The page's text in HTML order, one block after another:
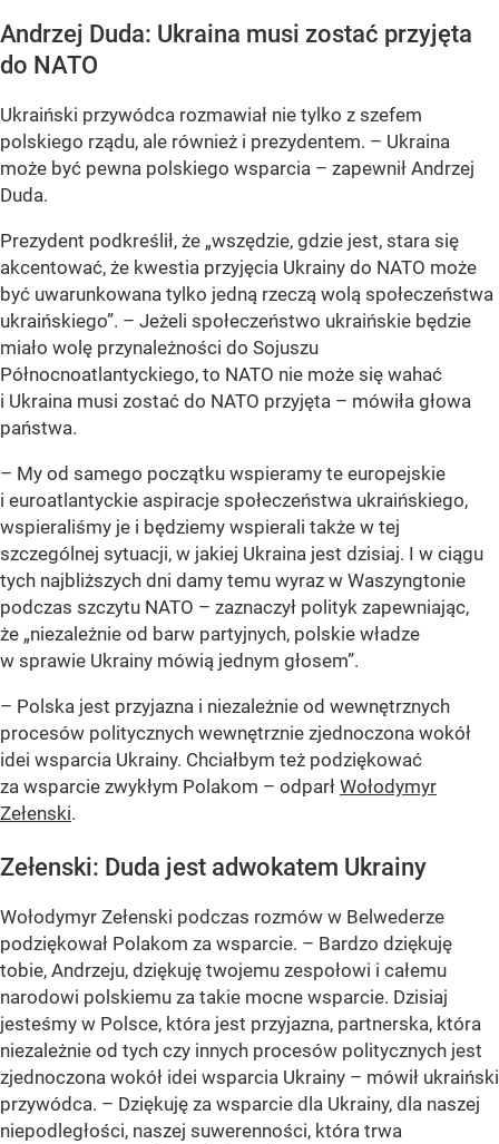
Andrzej Duda: Ukraina musi zostać przyjęta
do NATO
Ukraiński przywódca rozmawiał nie tylko z szefem
polskiego rządu, ale również i prezydentem. – Ukraina
może być pewna polskiego wsparcia – zapewnił Andrzej
Duda.
Prezydent podkreślił, że „wszędzie, gdzie jest, stara się
akcentować, że kwestia przyjęcia Ukrainy do NATO może
być uwarunkowana tylko jedną rzeczą wolą społeczeństwa
ukraińskiego”. – Jeżeli społeczeństwo ukraińskie będzie
miało wolę przynależności do Sojuszu
Północnoatlantyckiego, to NATO nie może się wahać
i Ukraina musi zostać do NATO przyjęta – mówiła głowa
państwa.
– My od samego początku wspieramy te europejskie
i euroatlantyckie aspiracje społeczeństwa ukraińskiego,
wspieraliśmy je i będziemy wspierali także w tej
szczególnej sytuacji, w jakiej Ukraina jest dzisiaj. I w ciągu
tych najbliższych dni damy temu wyraz w Waszyngtonie
podczas szczytu NATO – zaznaczył polityk zapewniając,
że „niezależnie od barw partyjnych, polskie władze
w sprawie Ukrainy mówią jednym głosem”.
– Polska jest przyjazna i niezależnie od wewnętrznych
procesów politycznych wewnętrznie zjednoczona wokół
idei wsparcia Ukrainy. Chciałbym też podziękować
za wsparcie zwykłym Polakom – odparł Wołodymyr
Zełenski.
Zełenski: Duda jest adwokatem Ukrainy
Wołodymyr Zełenski podczas rozmów w Belwederze
podziękował Polakom za wsparcie. – Bardzo dziękuję
tobie, Andrzeju, dziękuję twojemu zespołowi i całemu
narodowi polskiemu za takie mocne wsparcie. Dzisiaj
jesteśmy w Polsce, która jest przyjazna, partnerska, która
niezależnie od tych czy innych procesów politycznych jest
zjednoczona wokół idei wsparcia Ukrainy – mówił ukraiński
przywódca. – Dziękuję za wsparcie dla Ukrainy, dla naszej
niepodległości, naszej suwerenności, która trwa